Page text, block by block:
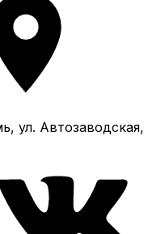
ул. Автозаводская,